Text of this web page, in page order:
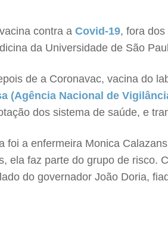
contra a Covid-19, fora
da Universidade de São
de a Coronavac, vacina do
(Agência Nacional de
dos sistema de saúde, e
foi a enfermeira Monica
ela faz parte do grupo de risco.
do governador João Doria,